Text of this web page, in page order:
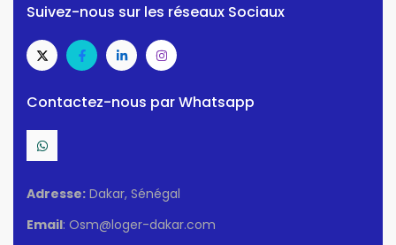
Suivez-nous sur les réseaux Sociaux
Contactez-nous par Whatsapp
Adresse: Dakar, Sénégal
Email: Osm@loger-dakar.com